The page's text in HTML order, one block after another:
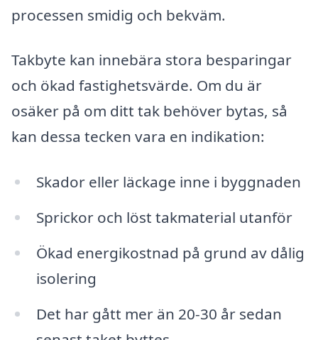
processen smidig och bekväm.
Takbyte kan innebära stora besparingar
och ökad fastighetsvärde. Om du är
osäker på om ditt tak behöver bytas, så
kan dessa tecken vara en indikation:
Skador eller läckage inne i byggnaden
Sprickor och löst takmaterial utanför
Ökad energikostnad på grund av dålig
isolering
Det har gått mer än 20-30 år sedan